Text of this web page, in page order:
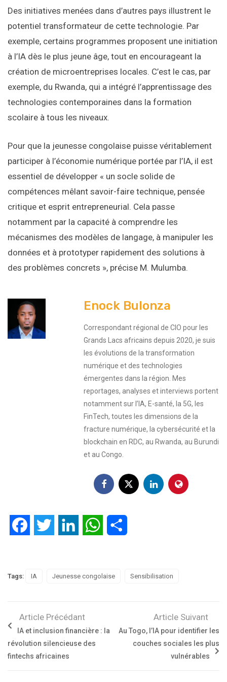
Des initiatives menées dans d’autres pays illustrent le
potentiel transformateur de cette technologie. Par
exemple, certains programmes proposent une initiation
à l’IA dès le plus jeune âge, tout en encourageant la
création de microentreprises locales. C’est le cas, par
exemple, du Rwanda, qui a intégré l’apprentissage des
technologies contemporaines dans la formation
scolaire à tous les niveaux.
Pour que la jeunesse congolaise puisse véritablement
participer à l’économie numérique portée par l’IA, il est
essentiel de développer « un socle solide de
compétences mêlant savoir-faire technique, pensée
critique et esprit entrepreneurial. Cela passe
notamment par la capacité à comprendre les
mécanismes des modèles de langage, à manipuler les
données et à prototyper rapidement des solutions à
des problèmes concrets », précise M. Mulumba.
Enock Bulonza
Correspondant régional de CIO pour les
Grands Lacs africains depuis 2020, je suis
les évolutions de la transformation
numérique et des technologies
émergentes dans la région. Mes
reportages, analyses et interviews portent
notamment sur l’IA, E-santé, la 5G, les
FinTech, toutes les dimensions de la
fracture numérique, la cybersécurité et la
blockchain en RDC, au Rwanda, au Burundi
et au Congo.
FacebookTwitter LinkedIn WhatsApp
Tags: IA Jeunesse congolaise Sensibilisation
Article Précédant
IA et inclusion financière : la
révolution silencieuse des
fintechs africaines
Article Suivant
Au Togo, l’IA pour identifier les
couches sociales les plus
vulnérables